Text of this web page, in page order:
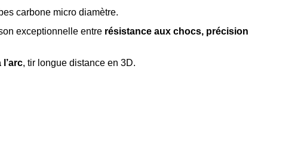
carbone micro diamètre.
exceptionnelle entre résistance aux chocs, précision
, tir longue distance en 3D.